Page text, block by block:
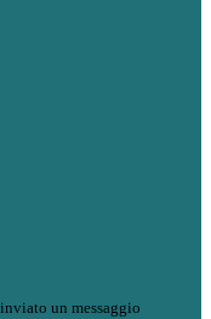
un messaggio